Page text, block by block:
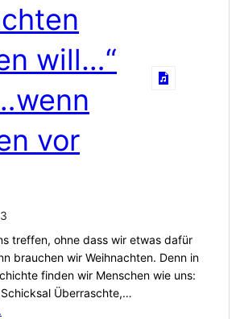
will…“
vor
treffen, ohne dass wir etwas dafür
brauchen wir Weihnachten. Denn in
finden wir Menschen wie uns:
Überraschte,…